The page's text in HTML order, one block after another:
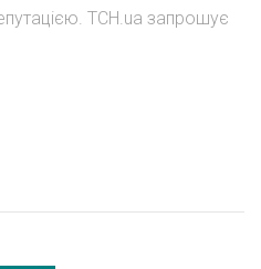
ТСН.ua запрошує